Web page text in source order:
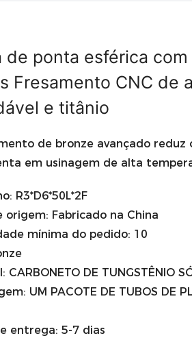
de ponta esférica
Fresamento CNC de
e titânio
de bronze avançado
em usinagem de alta
R3*D6*50L*2F
origem: Fabricado na China
mínima do pedido: 10
CARBONETO DE TUNGSTÊNIO
UM PACOTE DE TUBOS DE
entrega: 5-7 dias